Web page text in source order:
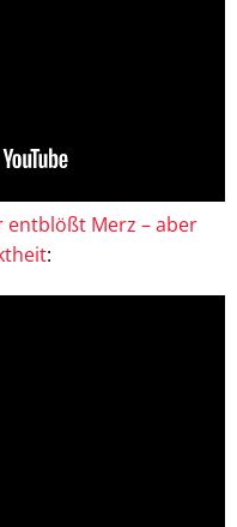
entblößt Merz – aber
: